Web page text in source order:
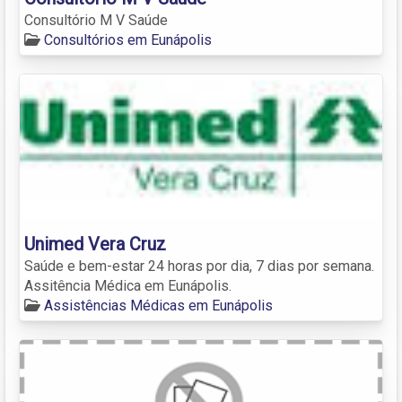
Consultório M V Saúde
Consultórios em Eunápolis
Unimed Vera Cruz
Saúde e bem-estar 24 horas por dia, 7 dias por semana.
Assitência Médica em Eunápolis.
Assistências Médicas em Eunápolis